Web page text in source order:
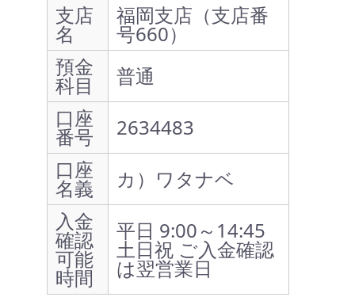
支店
名
福岡支店（支店番
号660）
預金
科目
普通
口座
番号
2634483
口座
名義
カ）ワタナベ
入金
確認
可能
時間
平日 9:00～14:45
土日祝 ご入金確認
は翌営業日